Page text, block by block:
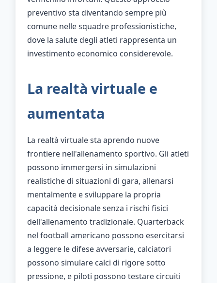
preventivo sta diventando sempre più
comune nelle squadre professionistiche,
dove la salute degli atleti rappresenta un
investimento economico considerevole.
La realtà virtuale e
aumentata
La realtà virtuale sta aprendo nuove
frontiere nell'allenamento sportivo. Gli atleti
possono immergersi in simulazioni
realistiche di situazioni di gara, allenarsi
mentalmente e sviluppare la propria
capacità decisionale senza i rischi fisici
dell'allenamento tradizionale. Quarterback
nel football americano possono esercitarsi
a leggere le difese avversarie, calciatori
possono simulare calci di rigore sotto
pressione, e piloti possono testare circuiti